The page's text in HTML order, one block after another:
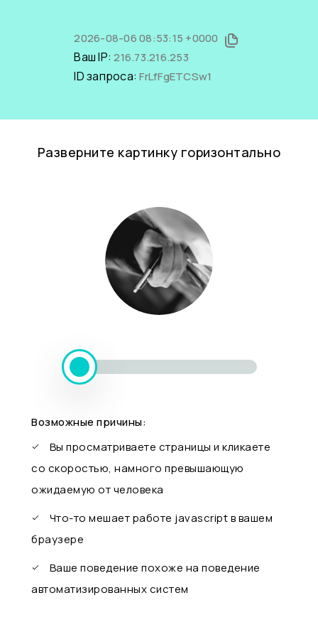
2026-08-06 08:53:15 +0000
Ваш IP:216.73.216.253
ID запроса:FrLfFgETCSw1
Разверните картинку горизонтально
Возможные причины:
Вы просматриваете страницы и кликаете
со скоростью, намного превышающую
ожидаемую от человека
Что-то мешает работе javascript в вашем
браузере
Ваше поведение похоже на поведение
автоматизированных систем